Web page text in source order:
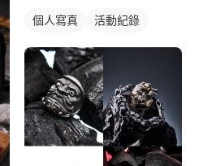
個人寫真 活動紀錄